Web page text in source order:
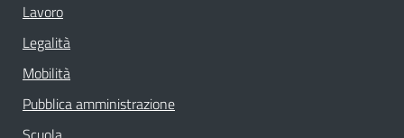
Lavoro
Legalità
Mobilità
Pubblica amministrazione